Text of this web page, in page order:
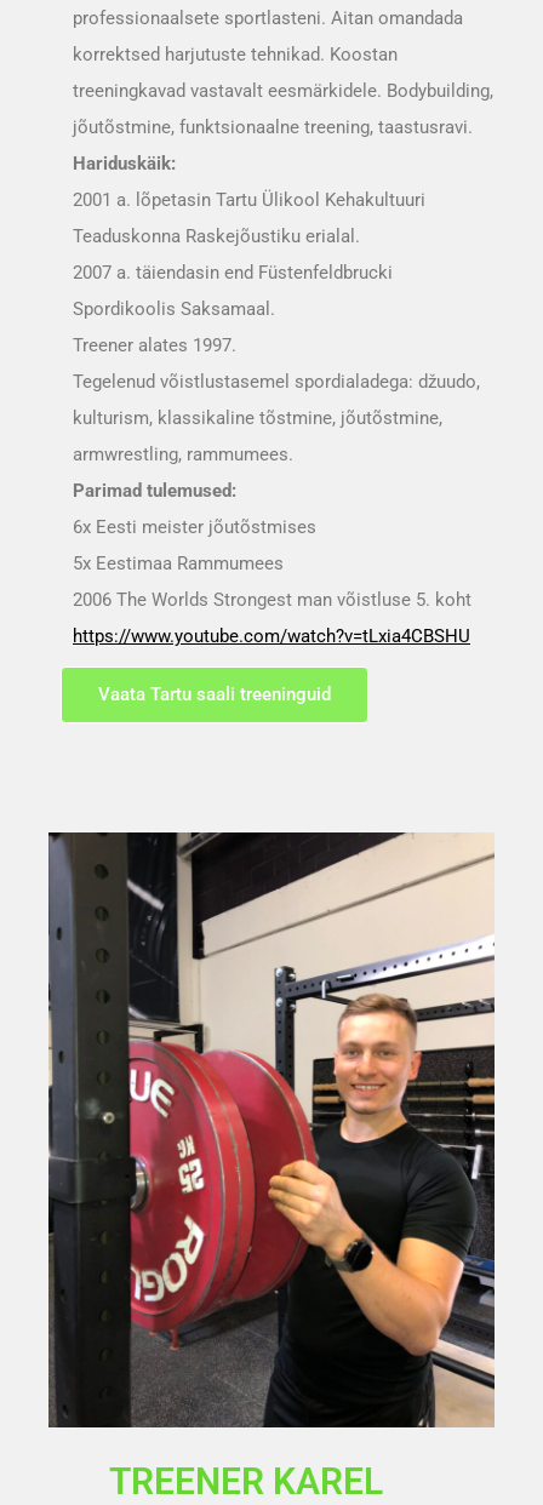
professionaalsete sportlasteni. Aitan omandada
korrektsed harjutuste tehnikad. Koostan
treeningkavad vastavalt eesmärkidele. Bodybuilding,
jõutõstmine, funktsionaalne treening, taastusravi.
Hariduskäik:
2001 a. lõpetasin Tartu Ülikool Kehakultuuri
Teaduskonna Raskejõustiku erialal.
2007 a. täiendasin end Füstenfeldbrucki
Spordikoolis Saksamaal.
Treener alates 1997.
Tegelenud võistlustasemel spordialadega: džuudo,
kulturism, klassikaline tõstmine, jõutõstmine,
armwrestling, rammumees.
Parimad tulemused:
6x Eesti meister jõutõstmises
5x Eestimaa Rammumees
2006 The Worlds Strongest man võistluse 5. koht
https://www.youtube.com/watch?v=tLxia4CBSHU
Vaata Tartu saali treeninguid
TREENER KAREL